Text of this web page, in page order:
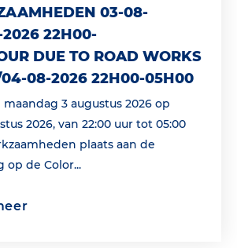
03-08-
22H00-
DUE TO ROAD WORKS
08-2026 22H00-05H00
3 augustus 2026 op
2026, van 22:00 uur tot 05:00
plaats aan de
de Color...